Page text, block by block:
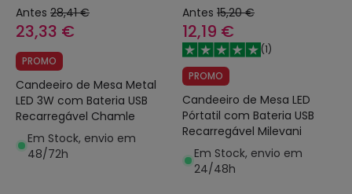
Antes 28,41 €
23,33 €
PROMO
Candeeiro de Mesa Metal
LED 3W com Bateria USB
Recarregável Chamle
Em Stock, envio em
48/72h
Antes 15,20 €
12,19 €
(1)
PROMO
Candeeiro de Mesa LED
Pórtatil com Bateria USB
Recarregável Milevani
Em Stock, envio em
24/48h